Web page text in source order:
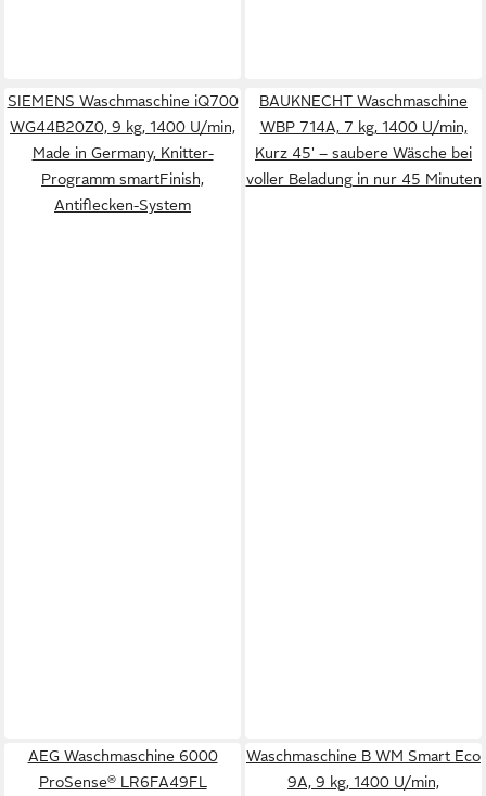
SIEMENS Waschmaschine iQ700
WG44B20Z0, 9 kg, 1400 U/min,
Made in Germany, Knitter-
Programm smartFinish,
Antiflecken-System
BAUKNECHT Waschmaschine
WBP 714A, 7 kg, 1400 U/min,
Kurz 45' – saubere Wäsche bei
voller Beladung in nur 45 Minuten
AEG Waschmaschine 6000
ProSense® LR6FA49FL
Waschmaschine B WM Smart Eco
9A, 9 kg, 1400 U/min,